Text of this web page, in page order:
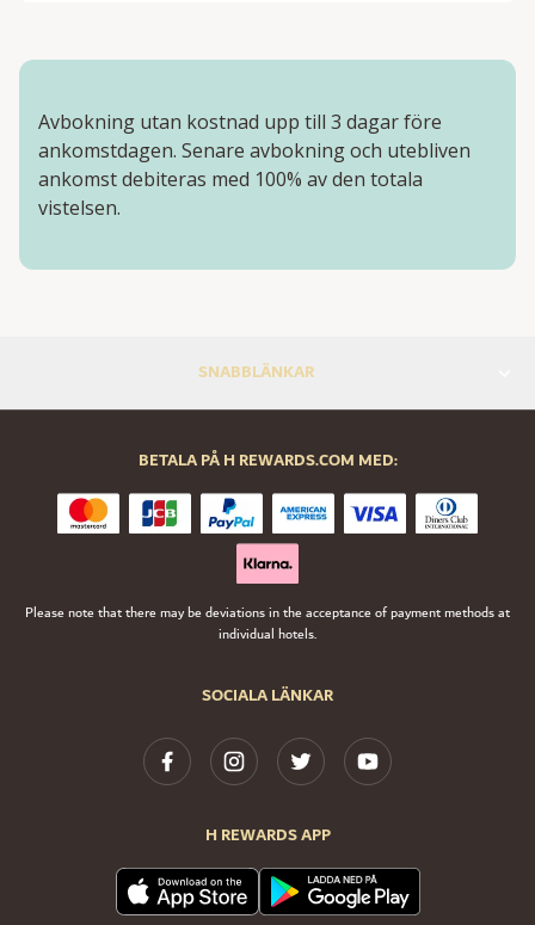
Avbokning utan kostnad upp till 3 dagar före
ankomstdagen. Senare avbokning och utebliven
ankomst debiteras med 100% av den totala
vistelsen.
SNABBLÄNKAR
SOCIALA LÄNKAR
H REWARDS APP
BETALA PÅ H REWARDS.COM MED:
Please note that there may be deviations in the acceptance of payment methods at
individual hotels.